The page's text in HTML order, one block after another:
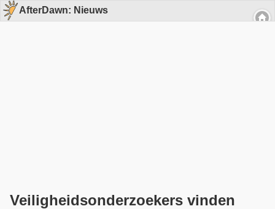
AfterDawn: Nieuws
Veiligheidsonderzoekers vinden